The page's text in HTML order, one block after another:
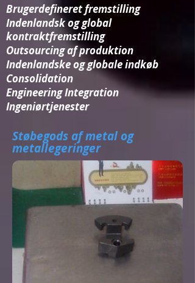
Brugerdefineret fremstilling
Indenlandsk og global
kontraktfremstilling
Outsourcing af produktion
Indenlandske og globale indkøb
Consolidation​
Engineering Integration​
Ingeniørtjenester
Støbegods af metal og
metallegeringer